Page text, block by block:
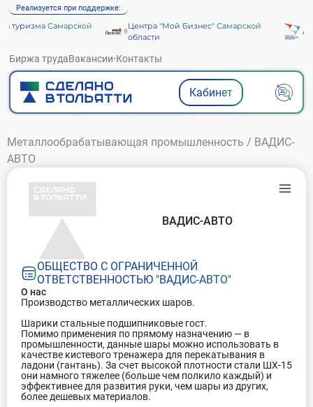
Реализуется при поддержке:
туризма Самарской
Центра "Мой Бизнес" Самарской
области
Биржа трудаВакансии·Контакты
Кабинет
Металлообрабатывающая промышленность / ВАДИС-
АВТО
ОБЩЕСТВО С ОГРАНИЧЕННОЙ
ОТВЕТСТВЕННОСТЬЮ "ВАДИС-АВТО"
ВАДИС-АВТО
О нас
Производство металлических шаров.
Шарики стальные подшипниковые гост.
Помимо применения по прямому назначению — в
промышленности, данные шары можно использовать в
качестве кистевого тренажера для перекатывания в
ладони (гантань). За счет высокой плотности стали ШХ-15
они намного тяжелее (больше чем полкило каждый) и
эффективнее для развития руки, чем шары из других,
более дешевых материалов.